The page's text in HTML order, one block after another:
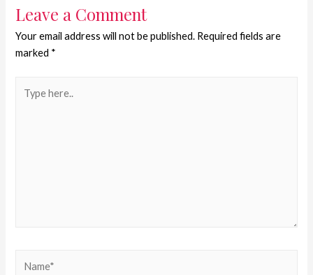
Leave a Comment
Your email address will not be published. Required fields are
marked *